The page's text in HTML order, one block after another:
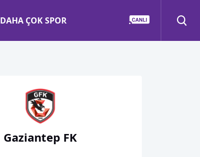
DAHA ÇOK SPOR
Gaziantep FK